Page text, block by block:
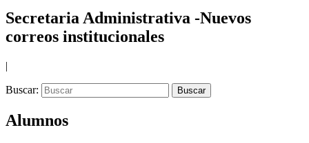
Secretaria Administrativa -Nuevos
correos institucionales
|
Buscar:
Alumnos